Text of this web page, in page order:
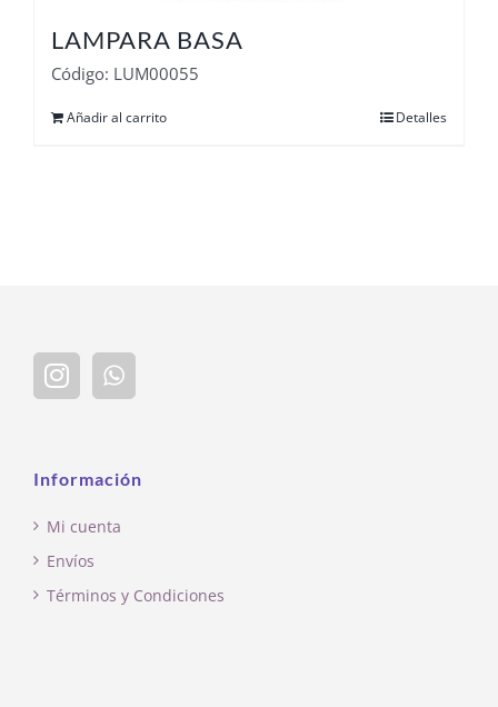
LAMPARA BASA
Código: LUM00055
Añadir al carrito Detalles
Información
Mi cuenta
Envíos
Términos y Condiciones